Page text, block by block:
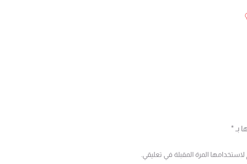
بـ *
المرة المقبلة في تعليقي.